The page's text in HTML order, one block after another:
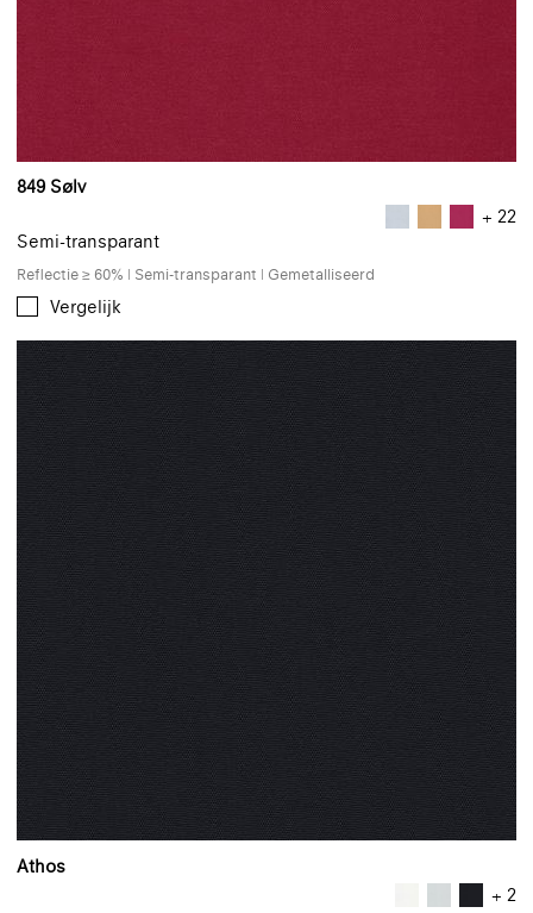
849 Sølv
+ 22
Semi-transparant
Reflectie ≥ 60% | Semi-transparant | Gemetalliseerd
Vergelijk
Athos
+ 2